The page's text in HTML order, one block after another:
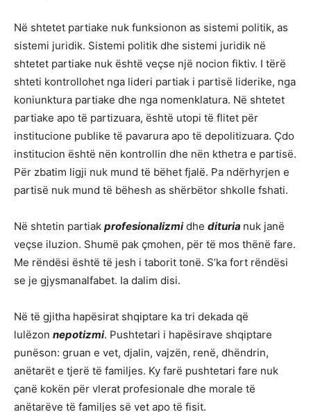
Në shtetet partiake nuk funksionon as sistemi politik, as
sistemi juridik. Sistemi politik dhe sistemi juridik në
shtetet partiake nuk është veçse një nocion fiktiv. I tërë
shteti kontrollohet nga lideri partiak i partisë liderike, nga
koniunktura partiake dhe nga nomenklatura. Në shtetet
partiake apo të partizuara, është utopi të flitet për
institucione publike të pavarura apo të depolitizuara. Çdo
institucion është nën kontrollin dhe nën kthetra e partisë.
Për zbatim ligji nuk mund të bëhet fjalë. Pa ndërhyrjen e
partisë nuk mund të bëhesh as shërbëtor shkolle fshati.
Në shtetin partiak profesionalizmidhe dituria nuk janë
veçse iluzion. Shumë pak çmohen, për të mos thënë fare.
Me rëndësi është të jesh i taborit tonë. S’ka fort rëndësi
se je gjysmanalfabet. Ia dalim disi.
Në të gjitha hapësirat shqiptare ka tri dekada që
lulëzon nepotizmi. Pushtetari i hapësirave shqiptare
punëson: gruan e vet, djalin, vajzën, renë, dhëndrin,
anëtarët e tjerë të familjes. Ky farë pushtetari fare nuk
çanë kokën për vlerat profesionale dhe morale të
anëtarëve të familjes së vet apo të fisit.